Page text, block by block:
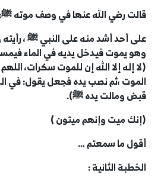
قالت رضي الله عنها في وصف موتهﷺ
على أحد أشد منه على النبيﷺ،
وهو يموت فيدخل يديه في الماء
(لا إله إلا الله إن للموت سكرات،
الموت ،ثم نصب يده فجعل يقول: في
قبض ومالت يدهﷺ).
(إنك ميت وإنهم ميتون )
أقول ما سمعتم …
الخطبة الثانية :